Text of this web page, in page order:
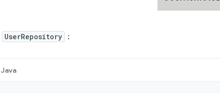
UserRepository ：
Java